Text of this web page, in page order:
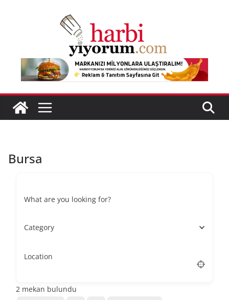
Bursa
What are you looking for?
Category
Location
2 mekan bulundu